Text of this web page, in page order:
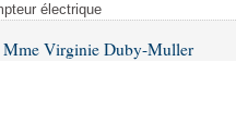
électrique
Mme Virginie Duby-Muller